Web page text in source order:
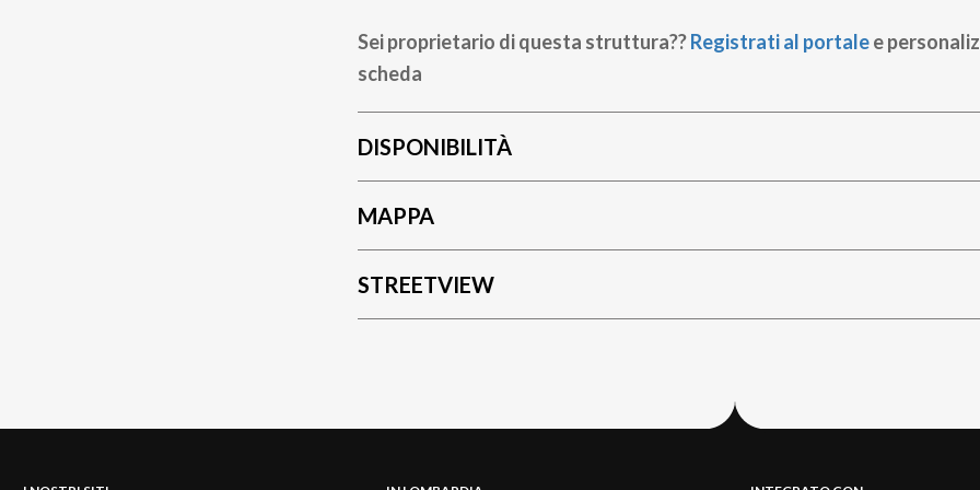
Sei proprietario di questa struttura??Registrati al portalee
scheda
DISPONIBILITÀ
MAPPA
STREETVIEW